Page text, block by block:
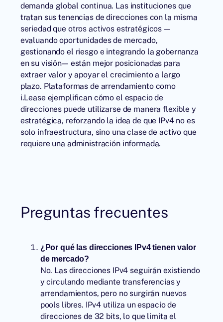
demanda global continua. Las instituciones que
tratan sus tenencias de direcciones con la misma
seriedad que otros activos estratégicos —
evaluando oportunidades de mercado,
gestionando el riesgo e integrando la gobernanza
en su visión— están mejor posicionadas para
extraer valor y apoyar el crecimiento a largo
plazo. Plataformas de arrendamiento como
i.Lease ejemplifican cómo el espacio de
direcciones puede utilizarse de manera flexible y
estratégica, reforzando la idea de que IPv4 no es
solo infraestructura, sino una clase de activo que
requiere una administración informada.
Preguntas frecuentes
¿Por qué las direcciones IPv4 tienen valor
de mercado?
No. Las direcciones IPv4 seguirán existiendo
y circulando mediante transferencias y
arrendamientos, pero no surgirán nuevos
pools libres. IPv4 utiliza un espacio de
direcciones de 32 bits, lo que limita el